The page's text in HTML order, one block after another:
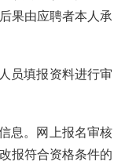
果由应聘者本人承
员填报资料进行审
息。网上报名审核
报符合资格条件的